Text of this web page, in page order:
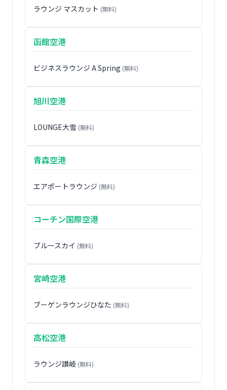
ラウンジ マスカット (無料)
函館空港
ビジネスラウンジ A Spring (無料)
旭川空港
LOUNGE大雪 (無料)
青森空港
エアポートラウンジ (無料)
コーチン国際空港
ブルースカイ (無料)
宮崎空港
ブーゲンラウンジひなた (無料)
高松空港
ラウンジ讃岐 (無料)